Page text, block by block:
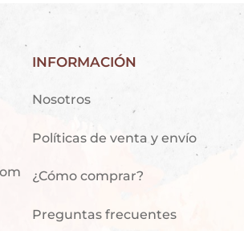
INFORMACIÓN
Nosotros
Políticas de venta y envío
¿Cómo comprar?
Preguntas frecuentes